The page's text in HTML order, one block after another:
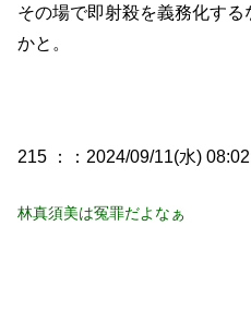
その場で即射殺を義務化す
かと。
215 ： ：2024/09/11(水)
林真須美は冤罪だよなぁ